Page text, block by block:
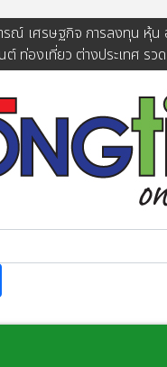
รณ์ เศรษฐกิจ การลงทุน หุ้น
ต์ ท่องเที่ยว ต่างประเทศ รว